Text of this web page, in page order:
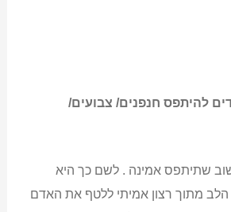
להיתפס חנפנים/ צבועים/
שתיתפס אמינה . לשם כך היא
הלב מתוך רצון אמיתי ללטף את האדם